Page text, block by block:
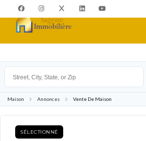
Maison Annonces Vente De Maison
SÉLECTIONNÉ